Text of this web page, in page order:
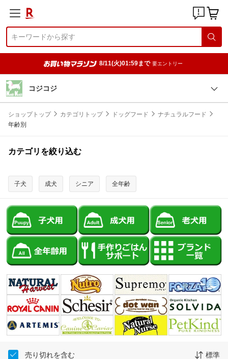
8/11(火)01:59まで 要エントリー
コジコジ
ショップトップ カテゴリトップ ドッグフード
ナチュラルフード
年齢別
カテゴリを絞り込む
子犬 成犬 シニア 全年齢
売り切れを含む 標準